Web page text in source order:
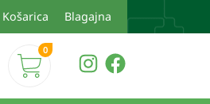
Košarica Blagajna
0